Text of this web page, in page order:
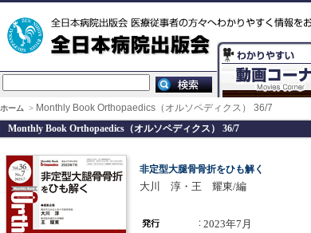
ホーム > Monthly Book Orthopaedics（オルソペディクス） 36/7
Monthly Book Orthopaedics（オルソペディクス） 36/7
非定型大腿骨骨折をひも解く
大川 淳・王 耀東/編
2023年7月